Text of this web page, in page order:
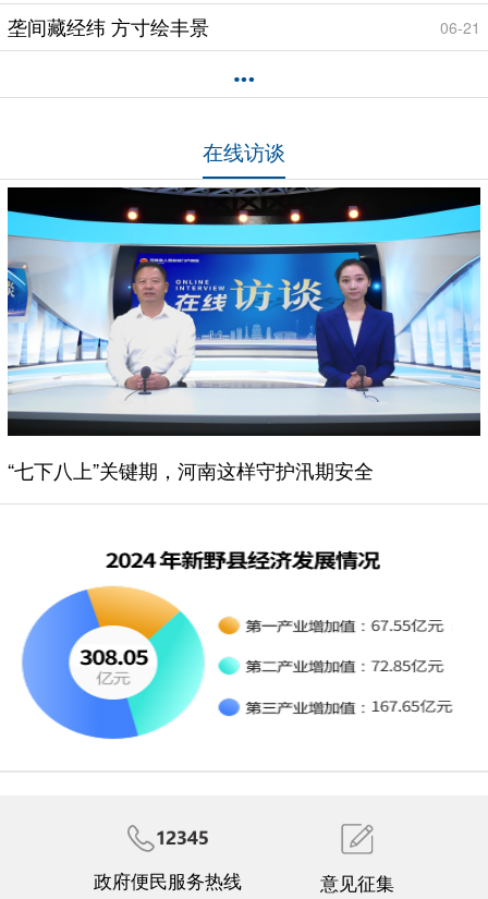
垄间藏经纬 方寸绘丰景 06-21
在线访谈
“七下八上”关键期，河南这样守护汛期安全
政府便民服务热线 意见征集